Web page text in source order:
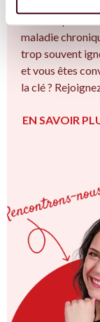
maladie
trop souvent
et vous êtes
la clé ?
EN SAVOIR